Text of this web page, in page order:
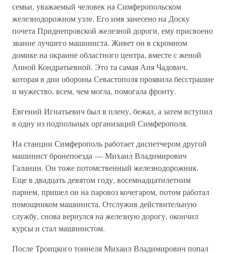
семьи, уважаемый человек на Симферопольском
железнодорожном узле. Его имя занесено на Доску
почета Приднепровской железной дороги, ему присвоено
звание лучшего машиниста. Живет он в скромном
домике на окраине областного центра, вместе с женой
Анной Кондратьевной. Это та самая Аня Чадович,
которая в дни обороны Севастополя проявила бесстрашие
и мужество, всем, чем могла, помогала фронту.
Евгений Игнатьевич был в плену, бежал, а затем вступил
в одну из подпольных организаций Симферополя.
На станции Симферополь работает диспетчером другой
машинист бронепоезда — Михаил Владимирович
Галанин. Он тоже потомственный железнодорожник.
Еще в двадцать девятом году, восемнадцатилетним
парнем, пришел он на паровоз кочегаром, потом работал
помощником машиниста. Отслужив действительную
службу, снова вернулся на железную дорогу, окончил
курсы и стал машинистом.
После Троицкого тоннеля Михаил Владимирович попал